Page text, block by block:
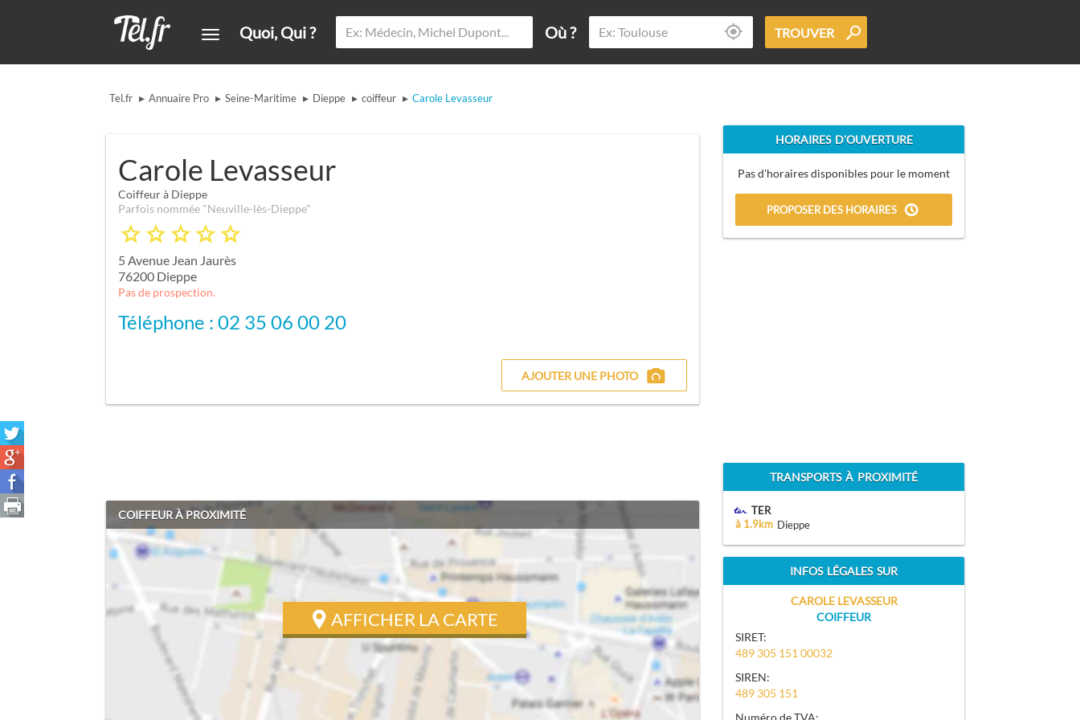
Quoi, Qui ? Où ? TROUVER
Tel.fr ▸ Annuaire Pro ▸ Seine-Maritime ▸ Dieppe ▸ coiffeur ▸ Carole Levasseur
AJOUTER UNE PHOTO
Carole Levasseur
Coiffeur à Dieppe
Parfois nommée "Neuville-lès-Dieppe"
5 Avenue Jean Jaurès
76200 Dieppe
Pas de prospection.
Téléphone : 02 35 06 00 20
COIFFEUR À PROXIMITÉ
AFFICHER LA CARTE
HORAIRES D'OUVERTURE
Pas d'horaires disponibles pour le moment
PROPOSER DES HORAIRES
TRANSPORTS À PROXIMITÉ
TER
à 1.9km Dieppe
INFOS LÉGALES SUR
CAROLE LEVASSEUR
COIFFEUR
SIRET:
489 305 151 00032
SIREN:
489 305 151
Numéro de TVA: